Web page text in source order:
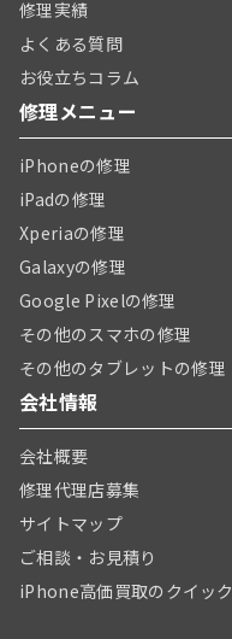
修理実績
よくある質問
お役立ちコラム
修理メニュー
iPhoneの修理
iPadの修理
Xperiaの修理
Galaxyの修理
Google Pixelの修理
その他のスマホの修理
その他のタブレットの修理
会社情報
会社概要
修理代理店募集
サイトマップ
ご相談・お見積り
iPhone高価買取のクイック